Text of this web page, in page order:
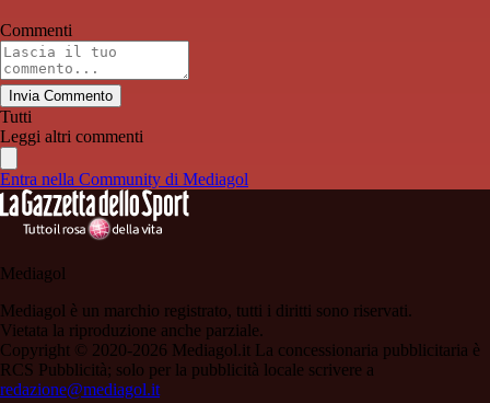
Commenti
Invia Commento
Tutti
Leggi altri commenti
Entra nella Community di Mediagol
Mediagol
Mediagol è un marchio registrato, tutti i diritti sono riservati.
Vietata la riproduzione anche parziale.
Copyright © 2020-2026 Mediagol.it La concessionaria pubblicitaria è
RCS Pubblicità; solo per la pubblicità locale scrivere a
redazione@mediagol.it